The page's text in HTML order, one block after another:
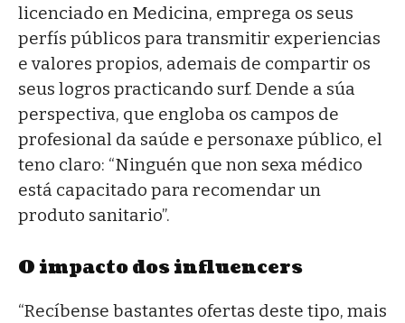
licenciado en Medicina, emprega os seus
perfís públicos para transmitir experiencias
e valores propios, ademais de compartir os
seus logros practicando surf. Dende a súa
perspectiva, que engloba os campos de
profesional da saúde e personaxe público, el
teno claro: “Ninguén que non sexa médico
está capacitado para recomendar un
produto sanitario”.
O impacto dos influencers
“Recíbense bastantes ofertas deste tipo, mais